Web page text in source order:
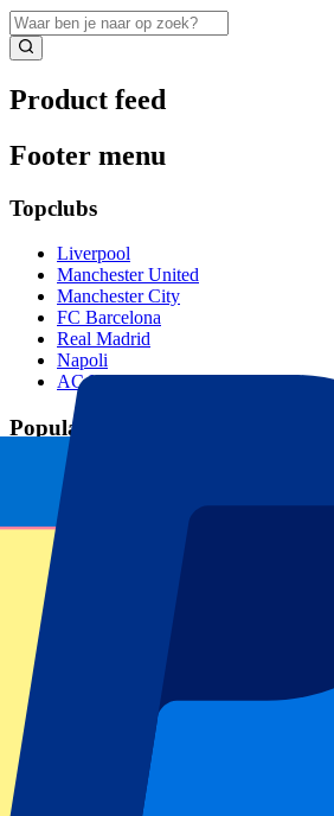
Product feed
Footer menu
Topclubs
Liverpool
Manchester United
Manchester City
FC Barcelona
Real Madrid
Napoli
AC Milan
Populaire events
GP Spanje
GP Nederland
GP Italië
Alle sporten
Voetbalcompetities